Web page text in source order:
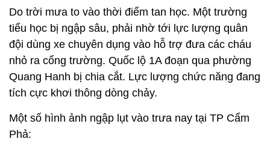
Do trời mưa to vào thời điểm tan học. Một trường
tiểu học bị ngập sâu, phải nhờ tới lực lượng quân
đội dùng xe chuyên dụng vào hỗ trợ đưa các cháu
nhỏ ra cổng trường. Quốc lộ 1A đoạn qua phường
Quang Hanh bị chia cắt. Lực lượng chức năng đang
tích cực khơi thông dòng chảy.
Một số hình ảnh ngập lụt vào trưa nay tại TP Cẩm
Phả: